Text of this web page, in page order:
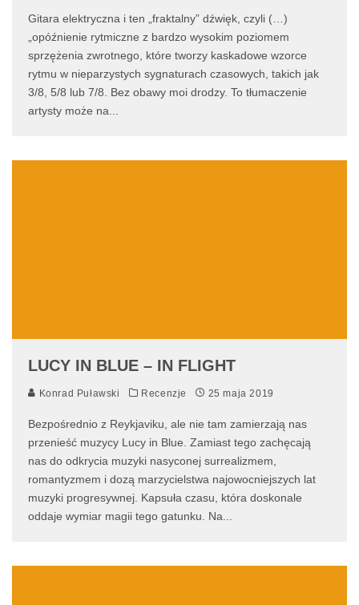
Gitara elektryczna i ten „fraktalny” dźwięk, czyli (…)
„opóźnienie rytmiczne z bardzo wysokim poziomem
sprzężenia zwrotnego, które tworzy kaskadowe wzorce
rytmu w nieparzystych sygnaturach czasowych, takich jak
3/8, 5/8 lub 7/8. Bez obawy moi drodzy. To tłumaczenie
artysty może na
LUCY IN BLUE – IN FLIGHT
Konrad Puławski Recenzje 25 maja 2019
Bezpośrednio z Reykjaviku, ale nie tam zamierzają nas
przenieść muzycy Lucy in Blue. Zamiast tego zachęcają
nas do odkrycia muzyki nasyconej surrealizmem,
romantyzmem i dozą marzycielstwa najowocniejszych lat
muzyki progresywnej. Kapsuła czasu, która doskonale
oddaje wymiar magii tego gatunku. Na